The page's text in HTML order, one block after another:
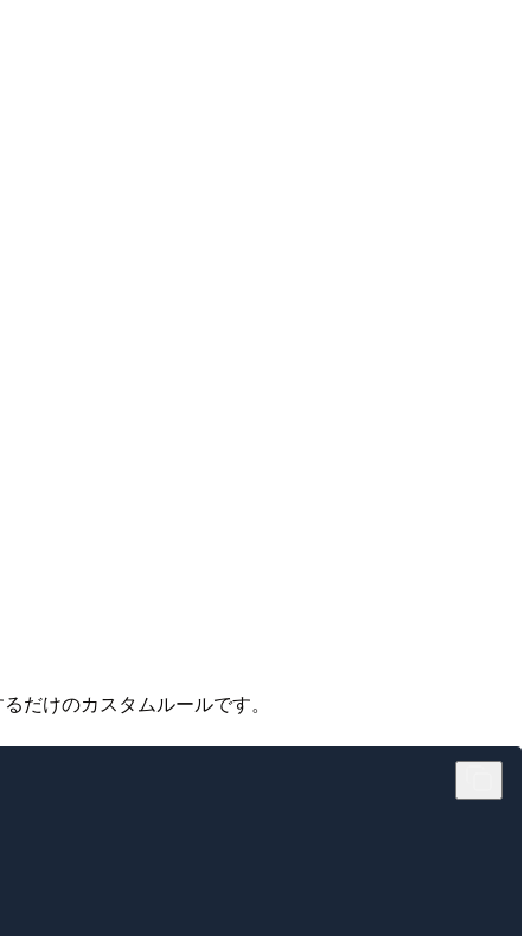
だけのカスタムルールです。